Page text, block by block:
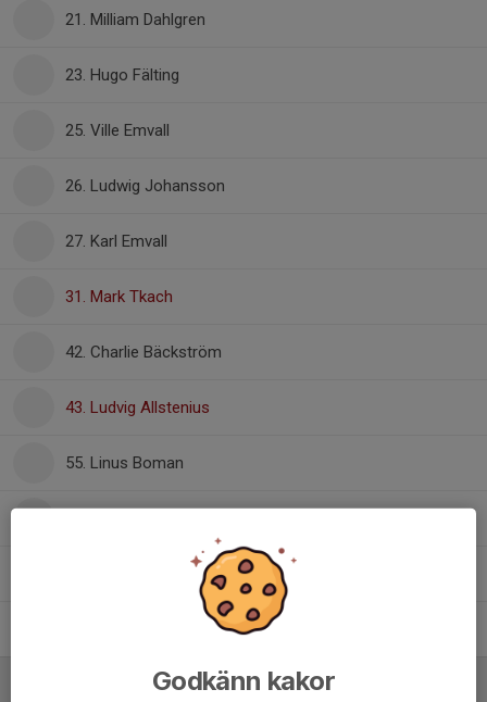
21. Milliam Dahlgren
23. Hugo Fälting
25. Ville Emvall
26. Ludwig Johansson
27. Karl Emvall
31. Mark Tkach
42. Charlie Bäckström
43. Ludvig Allstenius
55. Linus Boman
58. Kevin Stenberg
60. Vidar Torstensson
Godkänn kakor